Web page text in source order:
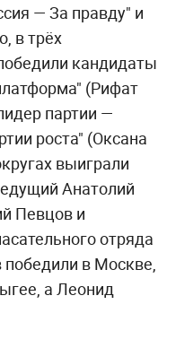
— За правду" и
в трёх
кандидаты
(Рифат
партии —
роста" (Оксана
выиграли
Анатолий
Певцов и
отряда
в Москве,
а Леонид